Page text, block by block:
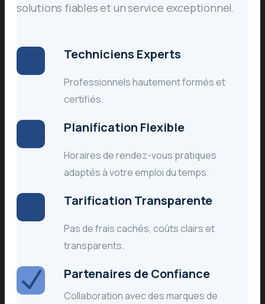
solutions fiables et un service exceptionnel.
Techniciens Experts
Professionnels hautement formés et
certifiés.
Planification Flexible
Horaires de rendez-vous pratiques
adaptés à votre emploi du temps.
Tarification Transparente
Pas de frais cachés, coûts clairs et
transparents.
Partenaires de Confiance
Collaboration avec des marques de